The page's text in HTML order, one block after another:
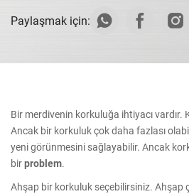
Paylaşmak için:
Bir merdivenin korkuluğa ihtiyacı
Ancak bir korkuluk çok daha fazlası
yeni görünmesini sağlayabilir. Ancak
birproblem.
Ahşap bir korkuluk seçebilirsiniz. Ahşap